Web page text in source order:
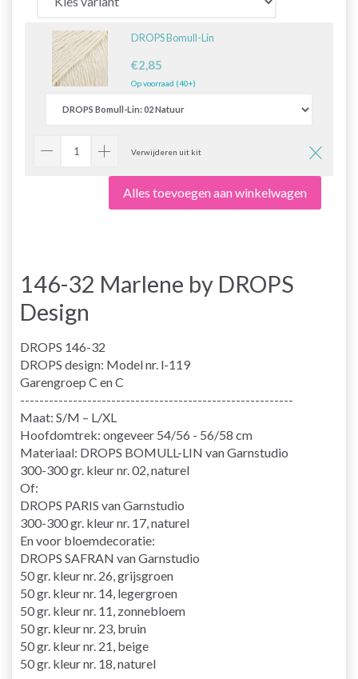
DROPS Bomull-Lin
€2,85
Op voorraad (40+)
Verwijderen uit kit
Alles toevoegen aan winkelwagen
146-32 Marlene by DROPS
Design
DROPS 146-32
DROPS design: Model nr. l-119
Garengroep C en C
---------------------------------------------------------
Maat: S/M – L/XL
Hoofdomtrek: ongeveer 54/56 - 56/58 cm
Materiaal: DROPS BOMULL-LIN van Garnstudio
300-300 gr. kleur nr. 02, naturel
Of:
DROPS PARIS van Garnstudio
300-300 gr. kleur nr. 17, naturel
En voor bloemdecoratie:
DROPS SAFRAN van Garnstudio
50 gr. kleur nr. 26, grijsgroen
50 gr. kleur nr. 14, legergroen
50 gr. kleur nr. 11, zonnebloem
50 gr. kleur nr. 23, bruin
50 gr. kleur nr. 21, beige
50 gr. kleur nr. 18, naturel